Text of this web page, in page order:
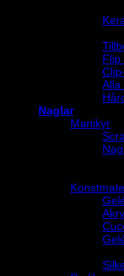
Flip
Alla
Naglar
Manikyr